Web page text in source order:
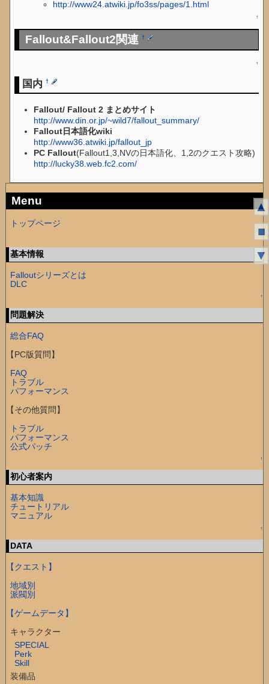
http://www24.atwiki.jp/fo3ss/pages/1.html
↑
Fallout&Fallout2関連†
↑
国内†
Fallout/ Fallout 2 まとめサイト
http://www.din.or.jp/~wild7/fallout_summary/
Fallout日本語化wiki
http://www36.atwiki.jp/fallout_jp
PC Fallout(Fallout1,3,NVの日本語化、1,2のクエスト攻略)
http://lucky38.web.fc2.com/
Menu
トップページ
↑
基本情報
Falloutシリーズとは
DLC
↑
問題解決
総合FAQ
【PC版質問】
FAQ
トラブル
パフォーマンス
【その他質問】
トラブル
パフォーマンス
公式パッチ
↑
初心者案内
基本知識
チュートリアル
マニュアル
↑
DATA
【クエスト】
地域別
派閥別
【ゲームデータ】
キャラクター
SPECIAL
Perk
Skill
装備品
▲
■
▼